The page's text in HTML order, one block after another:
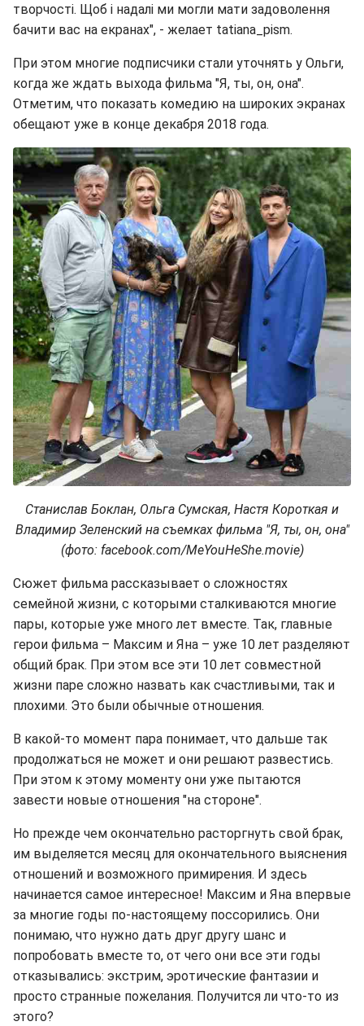
творчості. Щоб і надалі ми могли мати задоволення
бачити вас на екранах", - желает tatiana_pism.
При этом многие подписчики стали уточнять у Ольги,
когда же ждать выхода фильма "Я, ты, он, она".
Отметим, что показать комедию на широких экранах
обещают уже в конце декабря 2018 года.
Станислав Боклан, Ольга Сумская, Настя Короткая и
Владимир Зеленский на съемках фильма "Я, ты, он, она"
(фото: facebook.com/MeYouHeShe.movie)
Сюжет фильма рассказывает о сложностях
семейной жизни, с которыми сталкиваются многие
пары, которые уже много лет вместе. Так, главные
герои фильма – Максим и Яна – уже 10 лет разделяют
общий брак. При этом все эти 10 лет совместной
жизни паре сложно назвать как счастливыми, так и
плохими. Это были обычные отношения.
В какой-то момент пара понимает, что дальше так
продолжаться не может и они решают развестись.
При этом к этому моменту они уже пытаются
завести новые отношения "на стороне".
Но прежде чем окончательно расторгнуть свой брак,
им выделяется месяц для окончательного выяснения
отношений и возможного примирения. И здесь
начинается самое интересное! Максим и Яна впервые
за многие годы по-настоящему поссорились. Они
понимаю, что нужно дать друг другу шанс и
попробовать вместе то, от чего они все эти годы
отказывались: экстрим, эротические фантазии и
просто странные пожелания. Получится ли что-то из
этого?